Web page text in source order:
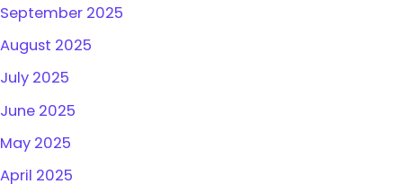
September 2025
August 2025
July 2025
June 2025
May 2025
April 2025